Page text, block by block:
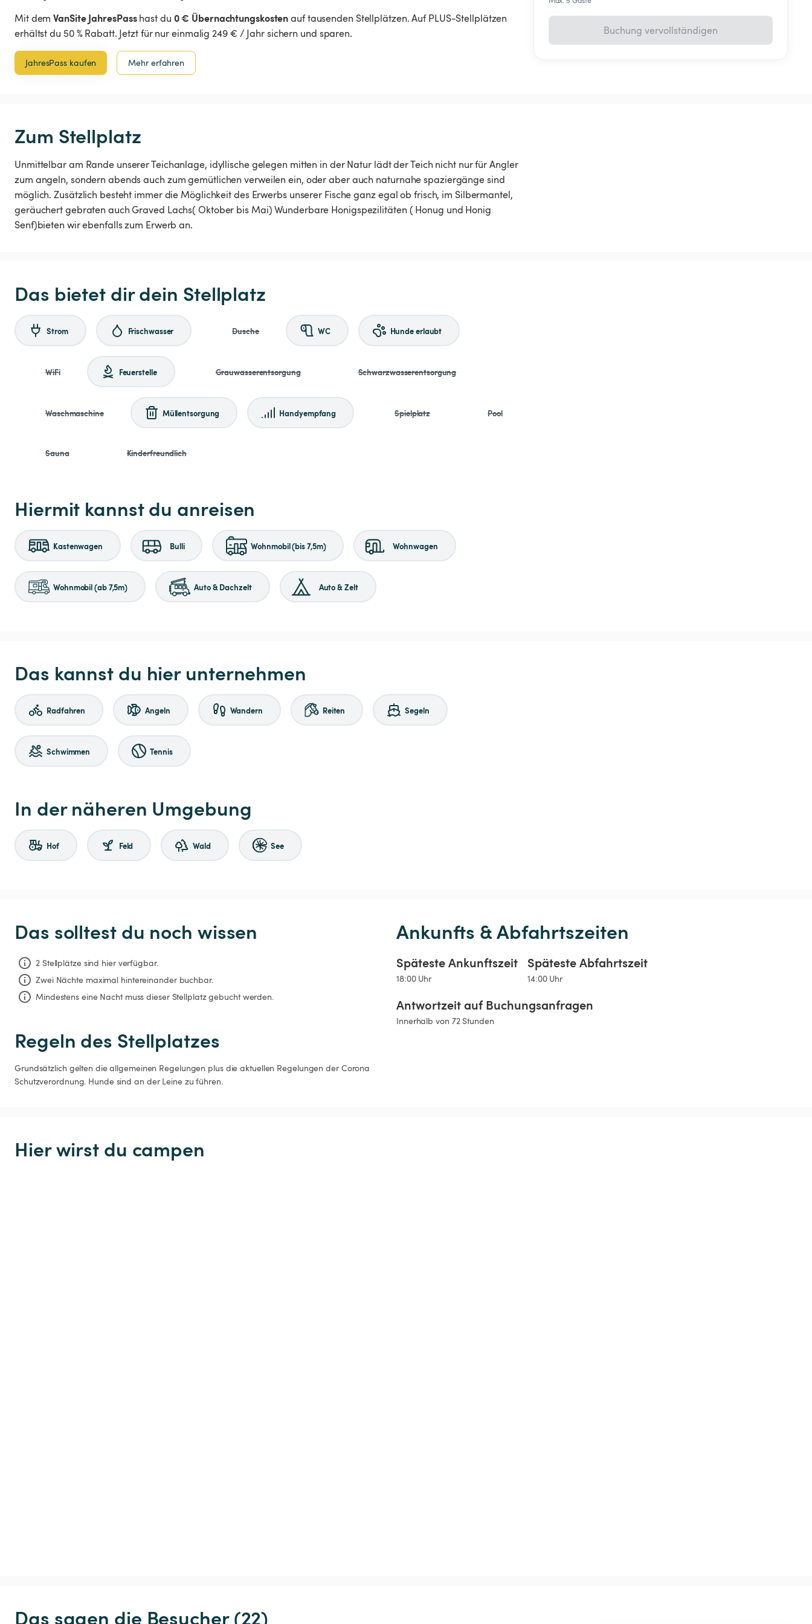
Buchung vervollständigen
Mit demVanSite JahresPasshast du 0 € Übernachtungskostenauf tausenden Stellplätzen. Auf PLUS-Stellplätzen
erhältst du 50 % Rabatt. Jetzt für nur einmalig 249 € / Jahr sichern und sparen.
JahresPass kaufen Mehr erfahren
Zum Stellplatz
Unmittelbar am Rande unserer Teichanlage, idyllische gelegen mitten in der Natur lädt der Teich nicht nur für Angler
zum angeln, sondern abends auch zum gemütlichen verweilen ein, oder aber auch naturnahe spaziergänge sind
möglich. Zusätzlich besteht immer die Möglichkeit des Erwerbs unserer Fische ganz egal ob frisch, im Silbermantel,
geräuchert gebraten auch Graved Lachs( Oktober bis Mai) Wunderbare Honigspezilitäten ( Honug und Honig
Senf)bieten wir ebenfalls zum Erwerb an.
Das bietet dir dein Stellplatz
Strom Frischwasser Dusche WC Hunde erlaubt
WiFi Feuerstelle Grauwasserentsorgung Schwarzwasserentsorgung
Waschmaschine Müllentsorgung Handyempfang Spielplatz Pool
Sauna Kinderfreundlich
Hiermit kannst du anreisen
Kastenwagen Bulli Wohnmobil (bis 7,5m) Wohnwagen
Wohnmobil (ab 7,5m) Auto & Dachzelt Auto & Zelt
Das kannst du hier unternehmen
Radfahren Angeln Wandern Reiten Segeln
Schwimmen Tennis
In der näheren Umgebung
Hof Feld Wald See
Das solltest du noch wissen
2 Stellplätze sind hier verfügbar.
Zwei Nächte maximal hintereinander buchbar.
Mindestens eine Nacht muss dieser Stellplatz gebucht werden.
Ankunfts & Abfahrtszeiten
Späteste Ankunftszeit
18:00 Uhr
Späteste Abfahrtszeit
14:00 Uhr
Antwortzeit auf Buchungsanfragen
Innerhalb von 72 Stunden
Regeln des Stellplatzes
Grundsätzlich gelten die allgemeinen Regelungen plus die aktuellen Regelungen der Corona
Schutzverordnung. Hunde sind an der Leine zu führen.
Hier wirst du campen
Das sagen die Besucher (22)